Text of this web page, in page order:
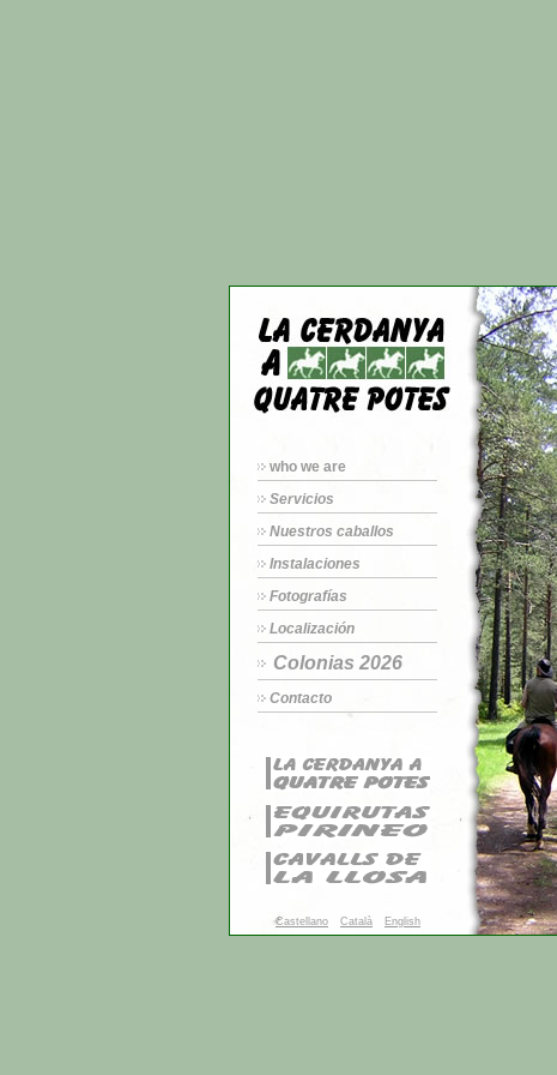
who we are
Servicios
Nuestros caballos
Instalaciones
Fotografías
Localización
Colonias 2026
Contacto
Castellano Català English